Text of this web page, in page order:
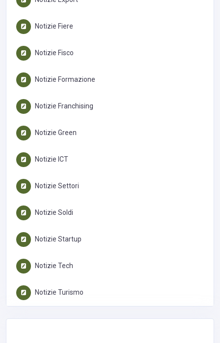
Notizie Fiere
Notizie Fisco
Notizie Formazione
Notizie Franchising
Notizie Green
Notizie ICT
Notizie Settori
Notizie Soldi
Notizie Startup
Notizie Tech
Notizie Turismo